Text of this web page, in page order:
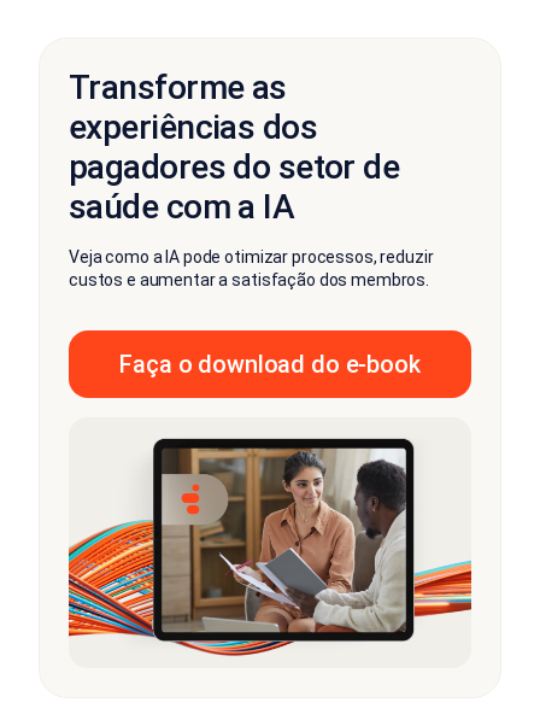
Transforme as
experiências dos
pagadores do setor de
saúde com a IA
Veja como a IA pode otimizar processos, reduzir
custos e aumentar a satisfação dos membros.
Faça o download do e-book